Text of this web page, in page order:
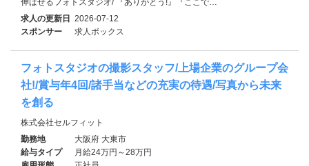
求人の更新日 2026-07-12
スポンサー
求人ボックス
フォトスタジオの撮影スタッフ/上場企業のグループ会
社!/賞与年4回/諸手当などの充実の待遇/写真から未来
を創る
株式会社セルフィット
勤務地
大阪府 大東市
給与タイプ
月給24万円～28万円